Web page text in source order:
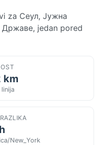
za Сеул, Јужна
Државе, jedan pored
km
New_York